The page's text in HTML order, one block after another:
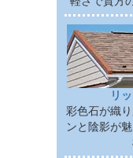
リ
彩色石が織
ンと陰影が